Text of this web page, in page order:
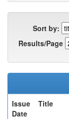
Sort by:
Results/Page
Issue
Date
Title